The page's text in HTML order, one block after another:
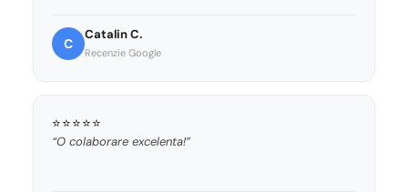
C
Catalin C.
Recenzie Google
⭐⭐⭐⭐⭐
“O colaborare excelenta!”